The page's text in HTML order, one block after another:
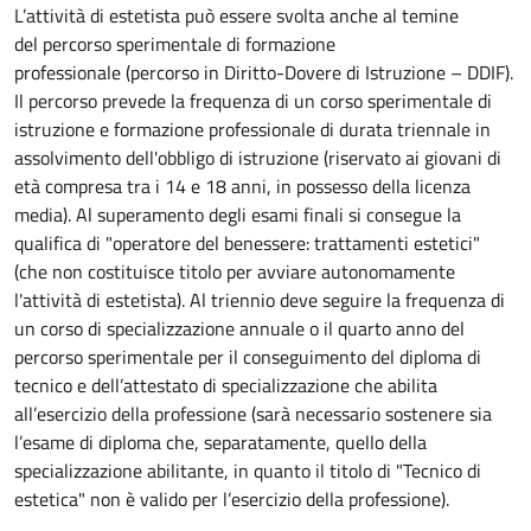
L’attività di estetista può essere svolta anche al temine
del percorso sperimentale di formazione
professionale (percorso in Diritto-Dovere di Istruzione – DDIF).
Il percorso prevede la frequenza di un corso sperimentale di
istruzione e formazione professionale di durata triennale in
assolvimento dell'obbligo di istruzione (riservato ai giovani di
età compresa tra i 14 e 18 anni, in possesso della licenza
media). Al superamento degli esami finali si consegue la
qualifica di "operatore del benessere: trattamenti estetici"
(che non costituisce titolo per avviare autonomamente
l'attività di estetista). Al triennio deve seguire la frequenza di
un corso di specializzazione annuale o il quarto anno del
percorso sperimentale per il conseguimento del diploma di
tecnico e dell’attestato di specializzazione che abilita
all’esercizio della professione (sarà necessario sostenere sia
l’esame di diploma che, separatamente, quello della
specializzazione abilitante, in quanto il titolo di "Tecnico di
estetica" non è valido per l’esercizio della professione).